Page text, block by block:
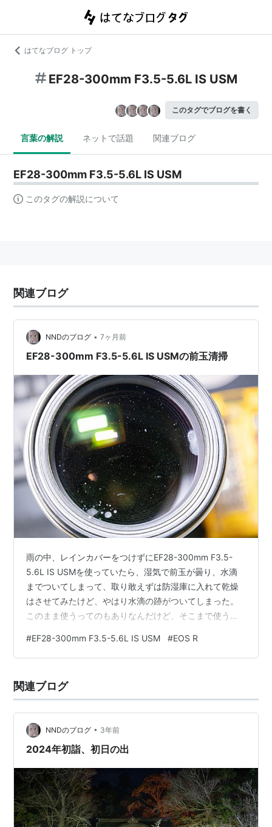
はてなブログ トップ
EF28-300mm F3.5-5.6L IS USM
このタグでブログを書く
言葉の解説 ネットで話題 関連ブログ
EF28-300mm F3.5-5.6L IS USM
このタグの解説について
関連ブログ
NNDのブログ • 7ヶ月前
EF28-300mm F3.5-5.6L IS USMの前玉清掃
雨の中、レインカバーをつけずにEF28-300mm F3.5-
5.6L IS USMを使っていたら、湿気で前玉が曇り、水滴
までついてしまって、取り敢えずは防湿庫に入れて乾燥
はさせてみたけど、やはり水滴の跡がついてしまった。
このまま使うってのもありなんだけど、そこまで使うレ
前玉の清掃を行ってみようと思い立ったのでした。 現状
このような水滴のあとがたくさん・・・
#EF28-300mm F3.5-5.6L IS USM #EOS R
関連ブログ
NNDのブログ • 3年前
2024年初詣、初日の出